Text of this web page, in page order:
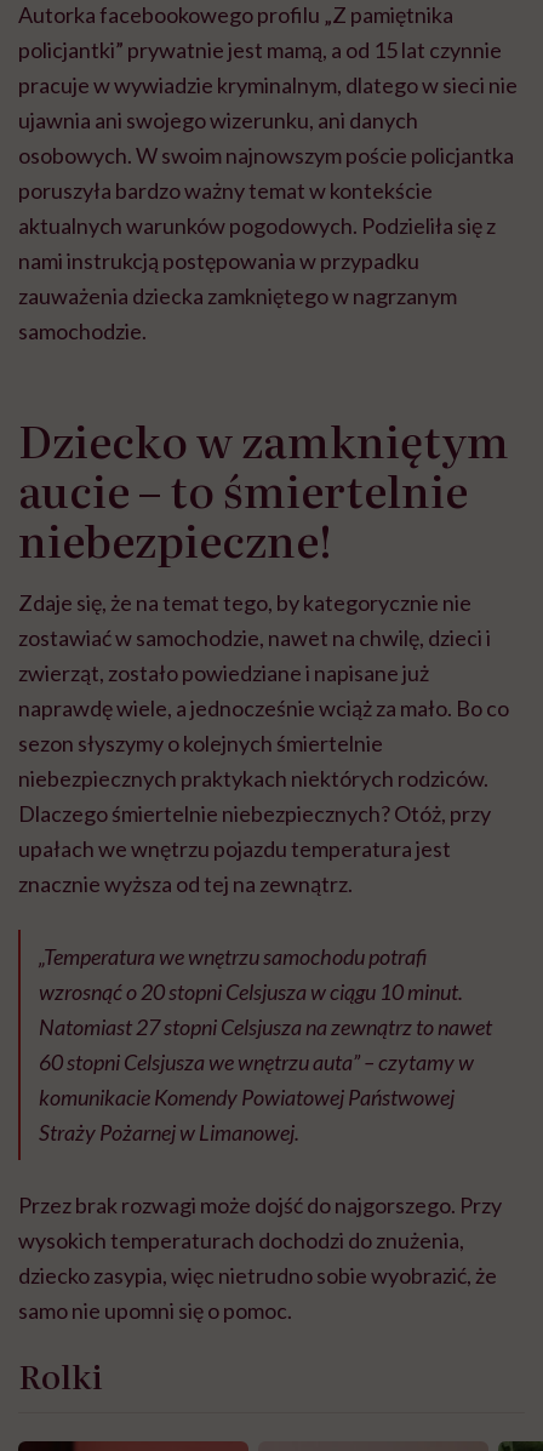
Autorka facebookowego profilu „Z pamiętnika
policjantki” prywatnie jest mamą, a od 15 lat czynnie
pracuje w wywiadzie kryminalnym, dlatego w sieci nie
ujawnia ani swojego wizerunku, ani danych
osobowych. W swoim najnowszym poście policjantka
poruszyła bardzo ważny temat w kontekście
aktualnych warunków pogodowych. Podzieliła się z
nami instrukcją postępowania w przypadku
zauważenia dziecka zamkniętego w nagrzanym
samochodzie.
Dziecko w zamkniętym
aucie – to śmiertelnie
niebezpieczne!
Zdaje się, że na temat tego, by kategorycznie nie
zostawiać w samochodzie, nawet na chwilę, dzieci i
zwierząt, zostało powiedziane i napisane już
naprawdę wiele, a jednocześnie wciąż za mało. Bo co
sezon słyszymy o kolejnych śmiertelnie
niebezpiecznych praktykach niektórych rodziców.
Dlaczego śmiertelnie niebezpiecznych? Otóż, przy
upałach we wnętrzu pojazdu temperatura jest
znacznie wyższa od tej na zewnątrz.
„Temperatura we wnętrzu samochodu potrafi
wzrosnąć o 20 stopni Celsjusza w ciągu 10 minut.
Natomiast 27 stopni Celsjusza na zewnątrz to nawet
60 stopni Celsjusza we wnętrzu auta” – czytamy w
komunikacie Komendy Powiatowej Państwowej
Straży Pożarnej w Limanowej.
Przez brak rozwagi może dojść do najgorszego. Przy
wysokich temperaturach dochodzi do znużenia,
dziecko zasypia, więc nietrudno sobie wyobrazić, że
samo nie upomni się o pomoc.
Rolki